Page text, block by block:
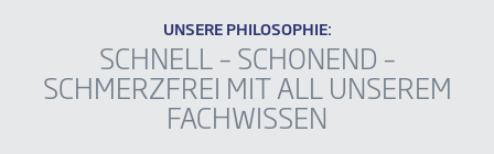
UNSERE PHILOSOPHIE:
SCHNELL – SCHONEND –
SCHMERZFREI MIT ALL UNSEREM
FACHWISSEN